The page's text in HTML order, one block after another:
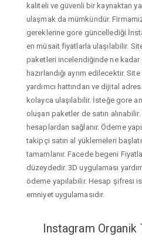
kaliteli ve güvenli bir kaynaktan
ulaşmak da mümkündür.
gereklerine gore güncellediği
en müsait fiyatlarla ulaşılabilir.
paketleri incelendiğinde ne kadar
hazırlandığı ayrım edilecektir.
yardımcı hattından ve dijital
kolayca ulaşılabilir. İsteğe gore
oluşan paketler de satın
hesaplardan sağlanır. Ödeme
takipçi satın al yüklemeleri
tamamlanır. Facede begeni
düzeydedir. 3D uygulaması
ödeme yapılabilir. Hesap şifresi
emniyet uygulamasıdır.
Instagram Organik